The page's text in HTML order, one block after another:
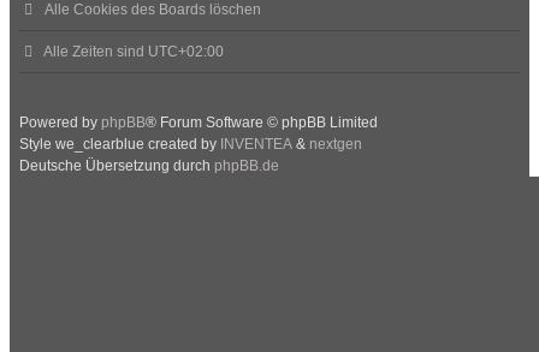
Alle Cookies des Boards löschen
Alle Zeiten sind UTC+02:00
Powered by phpBB® Forum Software © phpBB Limited
Style we_clearblue created by INVENTEA & nextgen
Deutsche Übersetzung durch phpBB.de